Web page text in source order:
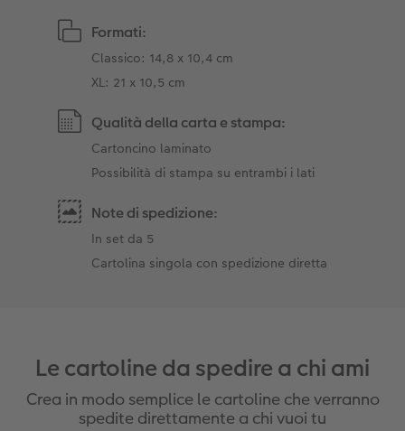
Formati:
Classico: 14,8 x 10,4 cm
XL: 21 x 10,5 cm
Qualità della carta e stampa:
Cartoncino laminato
Possibilità di stampa su entrambi i lati
Note di spedizione:
In set da 5
Cartolina singola con spedizione diretta
Le cartoline da spedire a chi ami
Crea in modo semplice le cartoline che verranno
spedite direttamente a chi vuoi tu